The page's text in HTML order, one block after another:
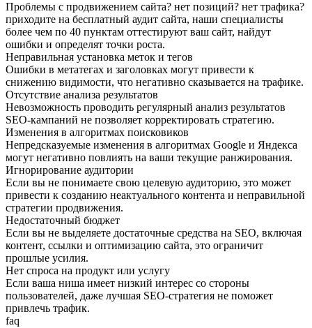
Проблемы с продвижением сайта? нет позиций? нет трафика?
приходите на бесплатный аудит сайта, наши специалисты
более чем по 40 пунктам оттестируют ваш сайт, найдут
ошибки и определят точки роста.
Неправильная установка меток и тегов
Ошибки в метатегах и заголовках могут привести к
снижению видимости, что негативно сказывается на трафике.
Отсутствие анализа результатов
Невозможность проводить регулярный анализ результатов
SEO-кампаний не позволяет корректировать стратегию.
Изменения в алгоритмах поисковиков
Непредсказуемые изменения в алгоритмах Google и Яндекса
могут негативно повлиять на ваши текущие ранжирования.
Игнорирование аудитории
Если вы не понимаете свою целевую аудиторию, это может
привести к созданию неактуального контента и неправильной
стратегии продвижения.
Недостаточный бюджет
Если вы не выделяете достаточные средства на SEO, включая
контент, ссылки и оптимизацию сайта, это ограничит
прошлые усилия.
Нет спроса на продукт или услугу
Если ваша ниша имеет низкий интерес со стороны
пользователей, даже лучшая SEO-стратегия не поможет
привлечь трафик.
faq